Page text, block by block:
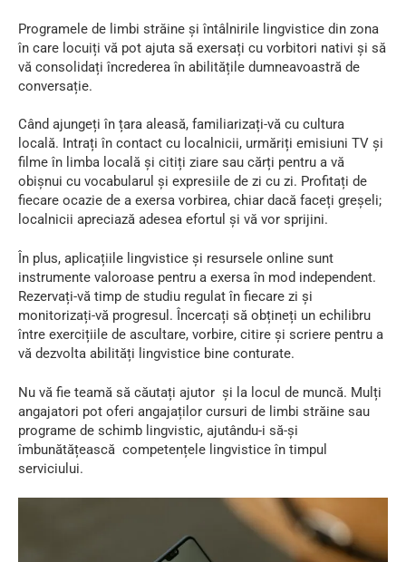
Programele de limbi străine și întâlnirile lingvistice din zona
în care locuiți vă pot ajuta să exersați cu vorbitori nativi și să
vă consolidați încrederea în abilitățile dumneavoastră de
conversație.
Când ajungeți în țara aleasă, familiarizați-vă cu cultura
locală. Intrați în contact cu localnicii, urmăriți emisiuni TV și
filme în limba locală și citiți ziare sau cărți pentru a vă
obișnui cu vocabularul și expresiile de zi cu zi. Profitați de
fiecare ocazie de a exersa vorbirea, chiar dacă faceți greșeli;
localnicii apreciază adesea efortul și vă vor sprijini.
În plus, aplicațiile lingvistice și resursele online sunt
instrumente valoroase pentru a exersa în mod independent.
Rezervați-vă timp de studiu regulat în fiecare zi și
monitorizați-vă progresul. Încercați să obțineți un echilibru
între exercițiile de ascultare, vorbire, citire și scriere pentru a
vă dezvolta abilități lingvistice bine conturate.
Nu vă fie teamă să căutați ajutor și la locul de muncă. Mulți
angajatori pot oferi angajaților cursuri de limbi străine sau
programe de schimb lingvistic, ajutându-i să-și
îmbunătățească competențele lingvistice în timpul
serviciului.